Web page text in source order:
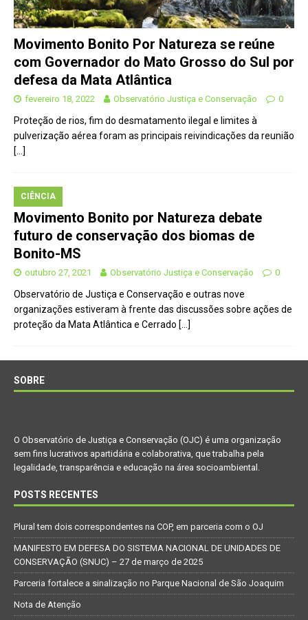
Movimento Bonito Por Natureza se reúne
com Governador do Mato Grosso do Sul por
defesa da Mata Atlântica
fevereiro 18, 2022 Observatório Justiça e Conservação 0
Proteção de rios, fim do desmatamento ilegal e limites à
pulverização aérea foram as principais reivindicações da reunião
[…]
CIÊNCIA
Movimento Bonito por Natureza debate
futuro de conservação dos biomas de
Bonito-MS
outubro 27, 2021 Observatório Justiça e Conservação 0
Observatório de Justiça e Conservação e outras nove
organizações estiveram à frente das discussões sobre ações de
proteção da Mata Atlântica e Cerrado […]
SOBRE
O Observatório de Justiça e Conservação (OJC) é uma organização
sem fins lucrativos apartidária e colaborativa, que trabalha pela
legalidade, transparência e educação na área socioambiental.
POSTS RECENTES
Plural tem dois correspondentes na COP, em parceria com o OJ
MANIFESTO EM DEFESA DO SISTEMA NACIONAL DE UNIDADES DE
CONSERVAÇÃO (SNUC) – 27 de março de 2025
Parceria fortalece a sinalização no Parque Nacional de São Joaquim
Nota de Atenção